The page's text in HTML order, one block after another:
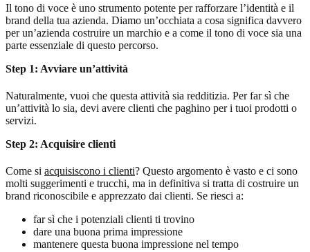
Il tono di voce è uno strumento potente per rafforzare l’identità e il
brand della tua azienda. Diamo un’occhiata a cosa significa davvero
per un’azienda costruire un marchio e a come il tono di voce sia una
parte essenziale di questo percorso.
Step 1: Avviare un’attività
Naturalmente, vuoi che questa attività sia redditizia. Per far sì che
un’attività lo sia, devi avere clienti che paghino per i tuoi prodotti o
servizi.
Step 2: Acquisire clienti
Come si acquisiscono i clienti? Questo argomento è vasto e ci sono
molti suggerimenti e trucchi, ma in definitiva si tratta di costruire un
brand riconoscibile e apprezzato dai clienti. Se riesci a:
far sì che i potenziali clienti ti trovino
dare una buona prima impressione
mantenere questa buona impressione nel tempo